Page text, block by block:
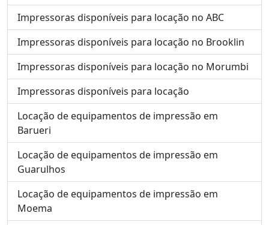
Impressoras disponíveis para locação no ABC
Impressoras disponíveis para locação no Brooklin
Impressoras disponíveis para locação no Morumbi
Impressoras disponíveis para locação
Locação de equipamentos de impressão em
Barueri
Locação de equipamentos de impressão em
Guarulhos
Locação de equipamentos de impressão em
Moema